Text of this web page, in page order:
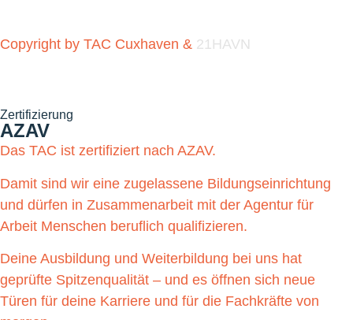
Copyright by TAC Cuxhaven & 21HAVN
Zertifizierung
AZAV
Das TAC ist zertifiziert nach AZAV.
Damit sind wir eine zugelassene Bildungseinrichtung
und dürfen in Zusammenarbeit mit der Agentur für
Arbeit Menschen beruflich qualifizieren.
Deine Ausbildung und Weiterbildung bei uns hat
geprüfte Spitzenqualität – und es öffnen sich neue
Türen für deine Karriere und für die Fachkräfte von